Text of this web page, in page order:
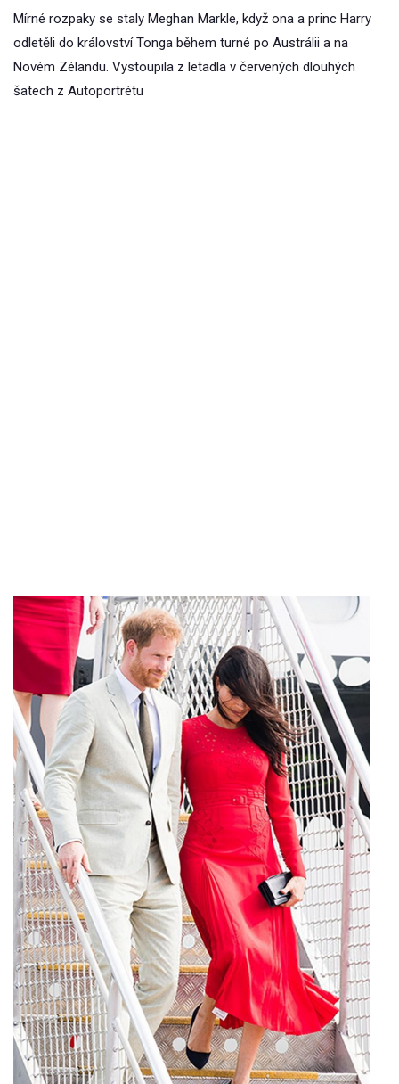
Mírné rozpaky se staly Meghan Markle, když ona a princ Harry
odletěli do království Tonga během turné po Austrálii a na
Novém Zélandu. Vystoupila z letadla v červených dlouhých
šatech z Autoportrétu